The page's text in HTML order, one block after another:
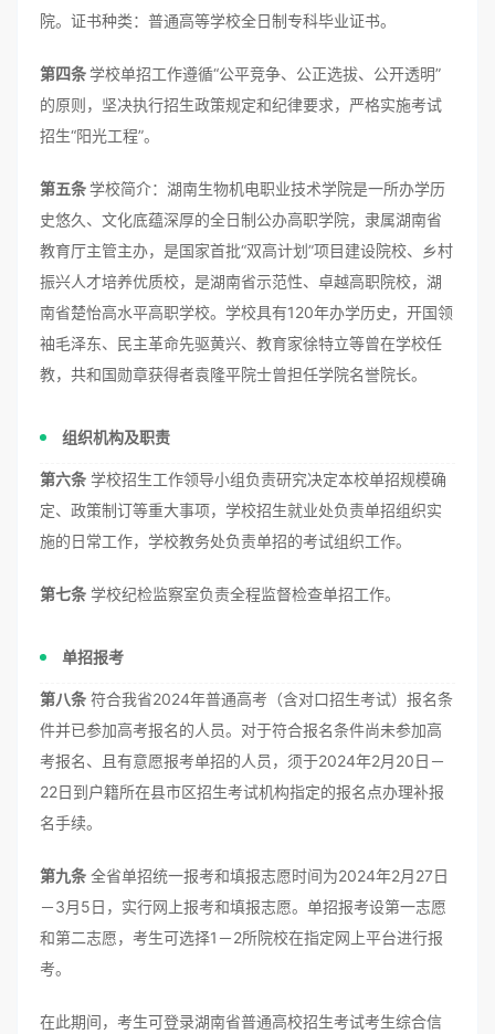
院。证书种类：普通高等学校全日制专科毕业证书。
第四条学校单招工作遵循“公平竞争、公正选拔、公开透明”
的原则，坚决执行招生政策规定和纪律要求，严格实施考试
招生“阳光工程”。
第五条学校简介：湖南生物机电职业技术学院是一所办学历
史悠久、文化底蕴深厚的全日制公办高职学院，隶属湖南省
教育厅主管主办，是国家首批“双高计划”项目建设院校、乡村
振兴人才培养优质校，是湖南省示范性、卓越高职院校，湖
南省楚怡高水平高职学校。学校具有120年办学历史，开国领
袖毛泽东、民主革命先驱黄兴、教育家徐特立等曾在学校任
教，共和国勋章获得者袁隆平院士曾担任学院名誉院长。
组织机构及职责
第六条 学校招生工作领导小组负责研究决定本校单招规模确
定、政策制订等重大事项，学校招生就业处负责单招组织实
施的日常工作，学校教务处负责单招的考试组织工作。
第七条 学校纪检监察室负责全程监督检查单招工作。
单招报考
第八条 符合我省2024年普通高考（含对口招生考试）报名条
件并已参加高考报名的人员。对于符合报名条件尚未参加高
考报名、且有意愿报考单招的人员，须于2024年2月20日－
22日到户籍所在县市区招生考试机构指定的报名点办理补报
名手续。
第九条 全省单招统一报考和填报志愿时间为2024年2月27日
－3月5日，实行网上报考和填报志愿。单招报考设第一志愿
和第二志愿，考生可选择1－2所院校在指定网上平台进行报
考。
在此期间，考生可登录湖南省普通高校招生考试考生综合信